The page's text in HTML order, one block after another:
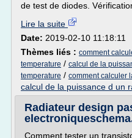
de test de diodes.
Lire la suite
Date: 2019-02-10 11:18:11
Thèmes liés : comment
temperature / calcul de la
temperature / comment calculer
calcul de la puissance d un
Radiateur design
Comment tester un